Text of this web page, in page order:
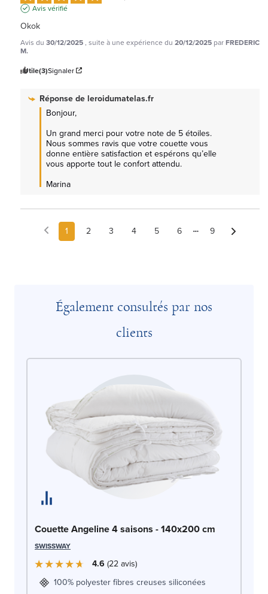
Avis vérifié
Okok
Avis du 30/12/2025, suite à une expérience du 20/12/2025 parFREDERIC
M.
Utile(3)Signaler
Réponse deleroidumatelas.fr
Bonjour,
Un grand merci pour votre note de 5 étoiles.
Nous sommes ravis que votre couette vous
donne entière satisfaction et espérons qu’elle
vous apporte tout le confort attendu.
Marina
1 2 3 4 5 6 9
Également consultés par nos
clients
Couette Angeline 4 saisons - 140x200 cm
SWISSWAY
4.6 22avis
100% polyester fibres creuses siliconées